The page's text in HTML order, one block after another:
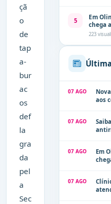
çã
o
de
tap
a-
bur
ac
os
def
la
gra
da
pel
a
Sec
5
Em
chega
223
07 AGO
aos
07 AGO
07 AGO
Em
07 AGO